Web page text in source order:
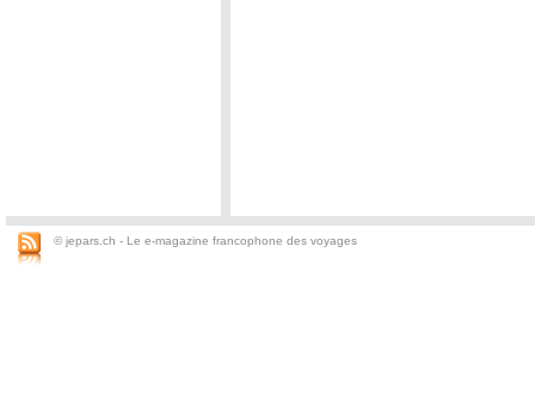
© jepars.ch - Le e-magazine francophone des voyages